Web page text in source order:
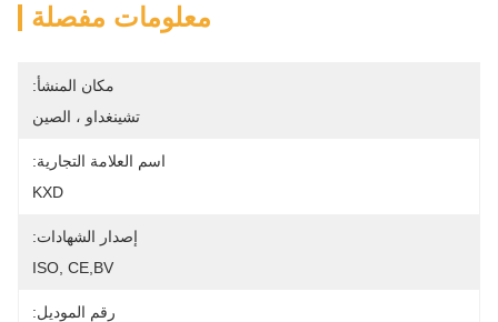
معلومات مفصلة
مكان المنشأ:
تشينغداو ، الصين
اسم العلامة التجارية:
KXD
إصدار الشهادات:
ISO, CE,BV
رقم الموديل: